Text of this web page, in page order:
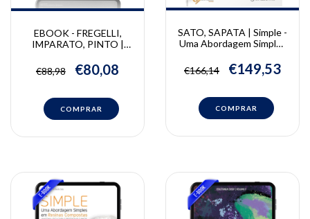
EBOOK - FREGELLI,
IMPARATO, PINTO |
Molares e Incisivos |
Fregelli C., José Carlos
Lourdes Santos Pinto
€88,98 €80,08
SATO, SAPATA | Simple -
Uma Abordagem Simples
Adriano Sapata, Claudio
Sato
€166,14 €149,53